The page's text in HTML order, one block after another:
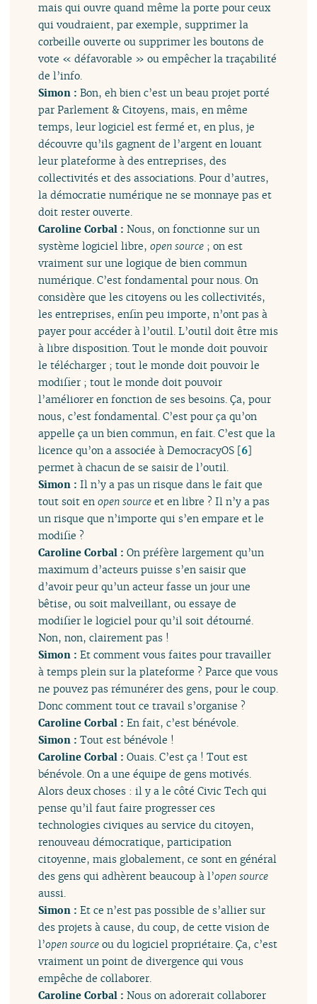
mais qui ouvre quand même la porte pour ceux
qui voudraient, par exemple, supprimer la
corbeille ouverte ou supprimer les boutons de
vote « défavorable » ou empêcher la traçabilité
de l’info.
Simon :Bon, eh bien c’est un beau projet porté
par Parlement & Citoyens, mais, en même
temps, leur logiciel est fermé et, en plus, je
découvre qu’ils gagnent de l’argent en louant
leur plateforme à des entreprises, des
collectivités et des associations. Pour d’autres,
la démocratie numérique ne se monnaye pas et
doit rester ouverte.
Caroline Corbal :Nous, on fonctionne sur un
système logiciel libre,open source ; on est
vraiment sur une logique de bien commun
numérique. C’est fondamental pour nous. On
considère que les citoyens ou les collectivités,
les entreprises, enfin peu importe, n’ont pas à
payer pour accéder à l’outil. L’outil doit être mis
à libre disposition. Tout le monde doit pouvoir
le télécharger ; tout le monde doit pouvoir le
modifier ; tout le monde doit pouvoir
l’améliorer en fonction de ses besoins. Ça, pour
nous, c’est fondamental. C’est pour ça qu’on
appelle ça un bien commun, en fait. C’est que la
licence qu’on a associée à DemocracyOS [6]
permet à chacun de se saisir de l’outil.
Simon :Il n’y a pas un risque dans le fait que
tout soit enopen source et en libre ? Il n’y a pas
un risque que n’importe qui s’en empare et le
modifie ?
Caroline Corbal :On préfère largement qu’un
maximum d’acteurs puisse s’en saisir que
d’avoir peur qu’un acteur fasse un jour une
bêtise, ou soit malveillant, ou essaye de
modifier le logiciel pour qu’il soit détourné.
Non, non, clairement pas !
Simon :Et comment vous faites pour travailler
à temps plein sur la plateforme ? Parce que vous
ne pouvez pas rémunérer des gens, pour le coup.
Donc comment tout ce travail s’organise ?
Caroline Corbal :En fait, c’est bénévole.
Simon :Tout est bénévole !
Caroline Corbal :Ouais. C’est ça ! Tout est
bénévole. On a une équipe de gens motivés.
Alors deux choses : il y a le côté Civic Tech qui
pense qu’il faut faire progresser ces
technologies civiques au service du citoyen,
renouveau démocratique, participation
citoyenne, mais globalement, ce sont en général
des gens qui adhèrent beaucoup à l’open source
aussi.
Simon :Et ce n’est pas possible de s’allier sur
des projets à cause, du coup, de cette vision de
l’open source ou du logiciel propriétaire. Ça, c’est
vraiment un point de divergence qui vous
empêche de collaborer.
Caroline Corbal :Nous on adorerait collaborer